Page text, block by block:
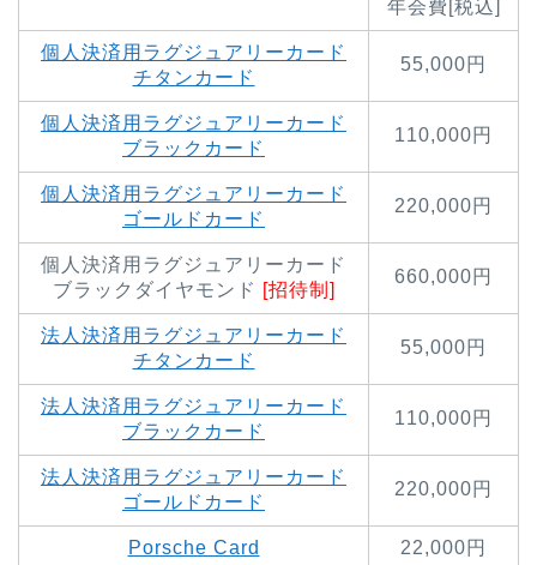
年会費[税込]
個人決済用ラグジュアリーカード
チタンカード
55,000円
個人決済用ラグジュアリーカード
ブラックカード
110,000円
個人決済用ラグジュアリーカード
ゴールドカード
220,000円
個人決済用ラグジュアリーカード
ブラックダイヤモンド [招待制]
660,000円
法人決済用ラグジュアリーカード
チタンカード
55,000円
法人決済用ラグジュアリーカード
ブラックカード
110,000円
法人決済用ラグジュアリーカード
ゴールドカード
220,000円
Porsche Card 22,000円